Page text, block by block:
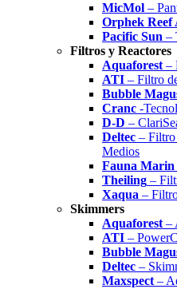
MicMol –
Orphek
Pacific Sun –
Filtros y Reactores
Aquaforest –
ATI – Filtro
Bubble
Cranc -
D-D –
Deltec – Filtro
Medios
Fauna Marin
Theiling –
Xaqua –
Skimmers
Aquaforest –
ATI –
Bubble
Deltec –
Maxspect –